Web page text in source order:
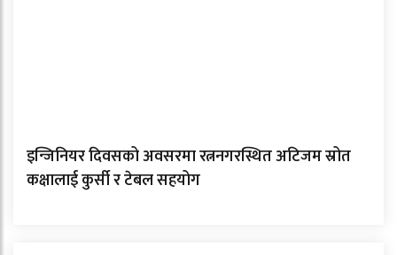
इन्जिनियर दिवसको अवसरमा रत्ननगरस्थित अटिजम स्रोत
कक्षालाई कुर्सी र टेबल सहयोग